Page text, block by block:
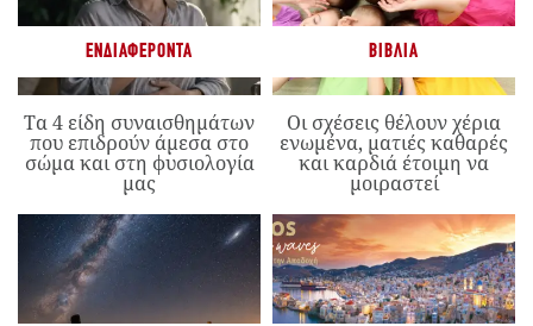
ΕΝΔΙΑΦΈΡΟΝΤΑ
Τα 4 είδη συναισθημάτων
που επιδρούν άμεσα στο
σώμα και στη φυσιολογία
μας
ΒΙΒΛΊΑ
Οι σχέσεις θέλουν χέρια
ενωμένα, ματιές καθαρές
και καρδιά έτοιμη να
μοιραστεί